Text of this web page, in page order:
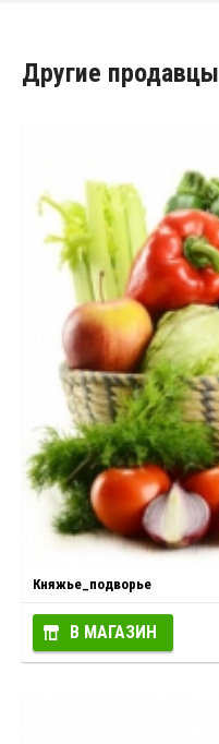
Другие продавцы
Княжье_подворье
В МАГАЗИН